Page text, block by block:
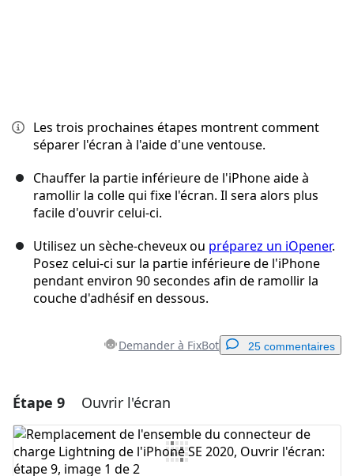
Les trois prochaines étapes montrent comment
séparer l'écran à l'aide d'une ventouse.
Chauffer la partie inférieure de l'iPhone aide à
ramollir la colle qui fixe l'écran. Il sera alors plus
facile d'ouvrir celui-ci.
Utilisez un sèche-cheveux ou préparez un iOpener.
Posez celui-ci sur la partie inférieure de l'iPhone
pendant environ 90 secondes afin de ramollir la
couche d'adhésif en dessous.
Demander à FixBot 25 commentaires
Ajouter un commentaire
Ajouter un commentaire
Étape 9 Ouvrir l'écran